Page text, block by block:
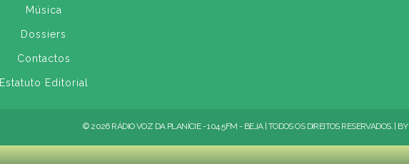
Música
Dossiers
Contactos
Estatuto Editorial
© 2026 RÁDIO VOZ DA PLANÍCIE - 104.5FM - BEJA | TODOS OS DIREITOS RESERVADOS. | BY